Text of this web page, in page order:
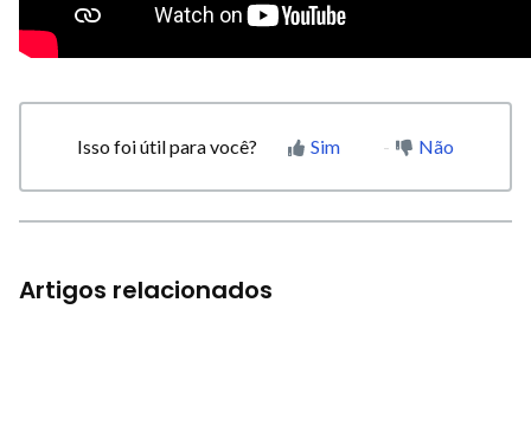
Isso foi útil para você? Sim Não
Artigos relacionados